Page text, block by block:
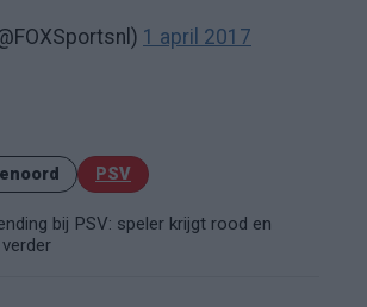
1 april 2017
PSV
bij PSV: speler krijgt rood en